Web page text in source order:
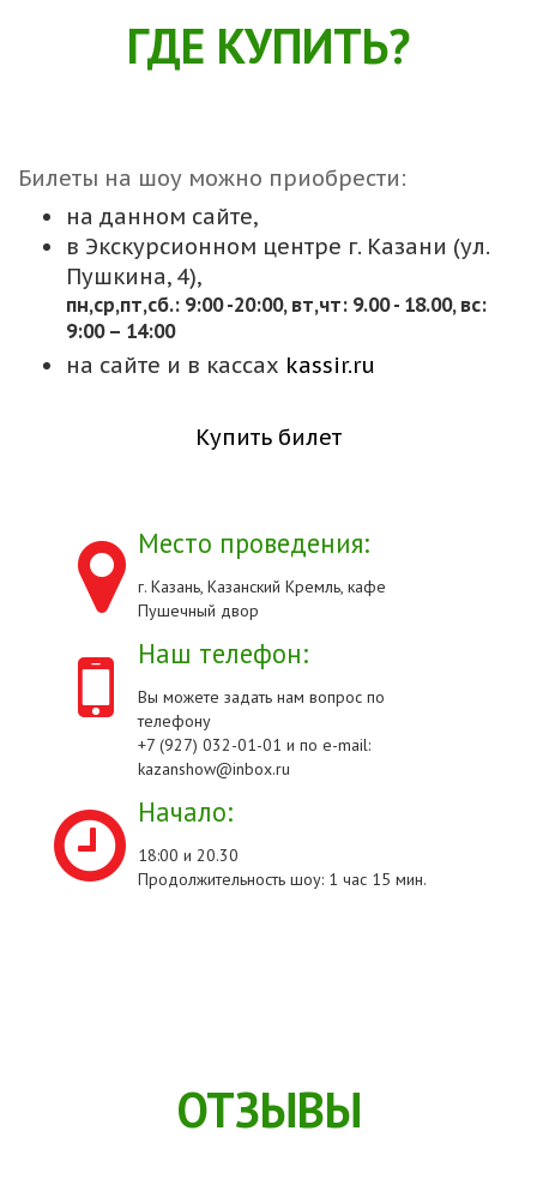
ГДЕ КУПИТЬ?
Билеты на шоу можно приобрести:
на данном сайте,
в Экскурсионном центре г. Казани (ул.
Пушкина, 4),
пн,cр,пт,сб.: 9:00 -20:00, вт,чт: 9.00 - 18.00, вс:
9:00 – 14:00
на сайте и в кассах kassir.ru
Купить билет
Место проведения:
г. Казань, Казанский Кремль, кафе
Пушечный двор
Наш телефон:
Вы можете задать нам вопрос по
телефону
+7 (927) 032-01-01 и по e-mail:
kazanshow@inbox.ru
Начало:
18:00 и 20.30
Продолжительность шоу: 1 час 15 мин.
ОТЗЫВЫ